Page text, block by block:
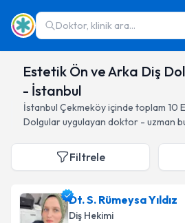
Doktor, klinik ara...
Estetik Ön ve Arka Diş
- İstanbul
İstanbul Çekmeköyiçinde toplam 10
Dolgularuygulayan doktor - uzman
Filtrele
Dt. S. Rümeysa Yıldız
Diş Hekimi